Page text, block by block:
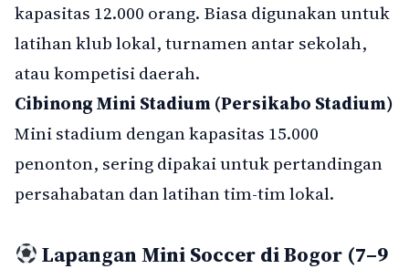
kapasitas 12.000 orang. Biasa digunakan untuk
latihan klub lokal, turnamen antar sekolah,
atau kompetisi daerah.
Cibinong Mini Stadium (Persikabo Stadium)
Mini stadium dengan kapasitas 15.000
penonton, sering dipakai untuk pertandingan
persahabatan dan latihan tim-tim lokal.
Lapangan Mini Soccer di Bogor (7–9